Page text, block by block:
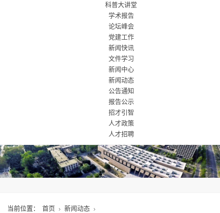
科普大讲堂
学术报告
论坛峰会
党建工作
新闻快讯
文件学习
新闻中心
新闻动态
公告通知
报告公示
招才引智
人才政策
人才招聘
当前位置： 首页
新闻动态